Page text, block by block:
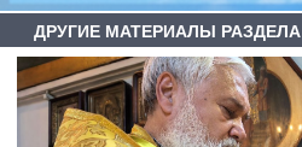
ДРУГИЕ МАТЕРИАЛЫ РАЗДЕЛА